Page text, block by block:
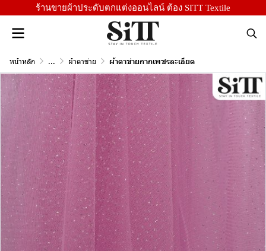
ร้านขายผ้าประดับตกแต่งออนไลน์ ต้อง SITT Textile
หน้าหลัก ... ผ้าตาข่าย ผ้าตาข่ายกากเพชรละเอียด